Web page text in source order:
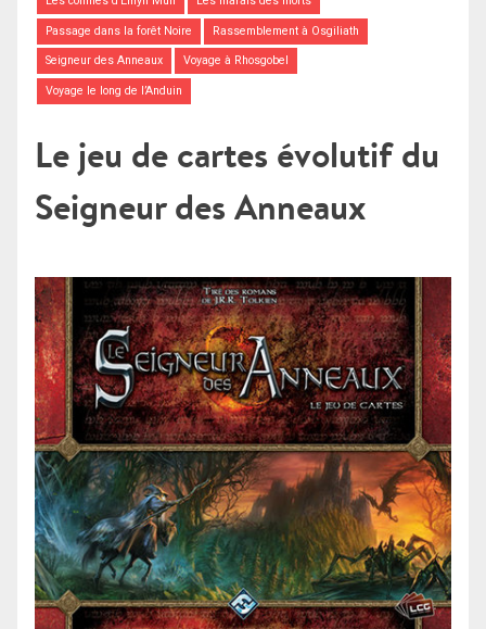
Passage dans la forêt Noire Rassemblement à Osgiliath
Seigneur des Anneaux Voyage à Rhosgobel
Voyage le long de l’Anduin
Le jeu de cartes évolutif du
Seigneur des Anneaux